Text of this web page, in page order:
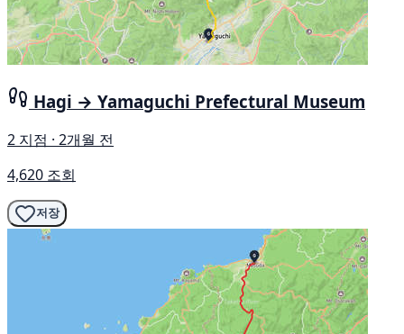
Hagi → Yamaguchi Prefectural Museum
2 지점 · 2개월 전
4,620 조회
저장